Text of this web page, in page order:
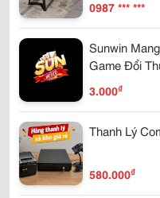
0987 *** ***
Sunwin
Game Đổi
3.000₫
Thanh Lý
580.000₫